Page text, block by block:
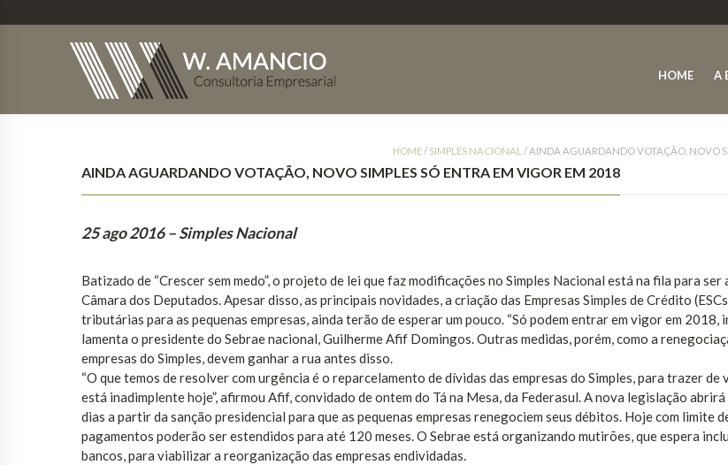
HOME A
HOME/ SIMPLES NACIONAL /AINDA AGUARDANDO VOTAÇÃO, NOVO
AINDA AGUARDANDO VOTAÇÃO, NOVO SIMPLES SÓ ENTRA EM VIGOR EM 2018
25 ago 2016 – Simples Nacional
Batizado de “Crescer sem medo”, o projeto de lei que faz modificações no Simples Nacional está na fila para ser
Câmara dos Deputados. Apesar disso, as principais novidades, a criação das Empresas Simples de Crédito
tributárias para as pequenas empresas, ainda terão de esperar um pouco. “Só podem entrar em vigor em 2018,
lamenta o presidente do Sebrae nacional, Guilherme Afif Domingos. Outras medidas, porém, como a
empresas do Simples, devem ganhar a rua antes disso.
“O que temos de resolver com urgência é o reparcelamento de dívidas das empresas do Simples, para trazer de
está inadimplente hoje”, afirmou Afif, convidado de ontem do Tá na Mesa, da Federasul. A nova legislação abrirá
dias a partir da sanção presidencial para que as pequenas empresas renegociem seus débitos. Hoje com limite
pagamentos poderão ser estendidos para até 120 meses. O Sebrae está organizando mutirões, que espera
bancos, para viabilizar a reorganização das empresas endividadas.